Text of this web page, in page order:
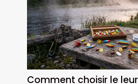
Comment choisir le